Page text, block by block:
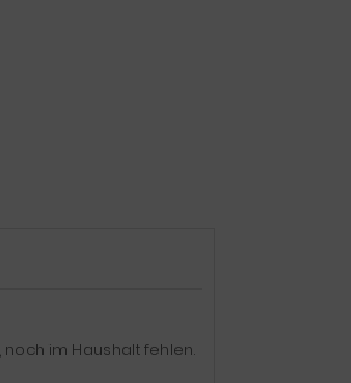
im Haushalt fehlen.